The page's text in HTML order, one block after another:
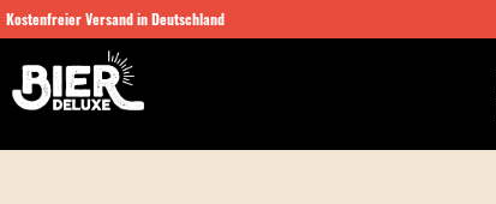
Kostenfreier Versand in Deutschland